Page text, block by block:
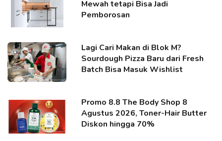
Mewah tetapi Bisa Jadi
Pemborosan
Lagi Cari Makan di Blok M?
Sourdough Pizza Baru dari Fresh
Batch Bisa Masuk Wishlist
Promo 8.8 The Body Shop 8
Agustus 2026, Toner-Hair Butter
Diskon hingga 70%